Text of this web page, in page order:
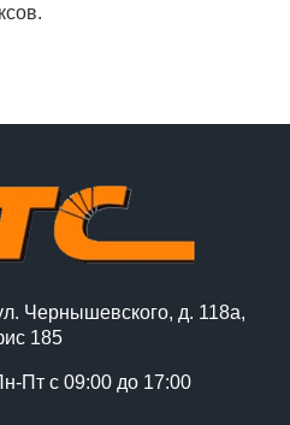
Чернышевского, д. 118а,
185
Пт с 09:00 до 17:00